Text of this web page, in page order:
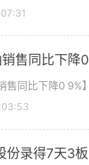
售同比下降
售同比下降0
份录得7天3板